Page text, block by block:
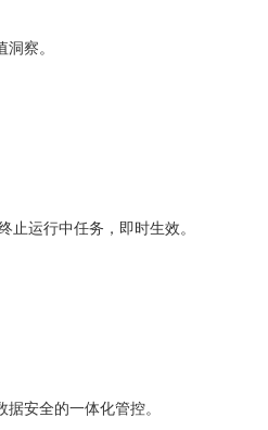
察。
运行中任务，即时生效。
安全的一体化管控。